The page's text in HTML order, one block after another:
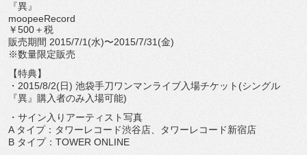
『異』
moopeeRecord
￥500＋税
販売期間 2015/7/1(水)〜2015/7/31(金)
※数量限定販売
【特典】
・2015/8/2(日) 池袋手刀ワンマンライブ入場チケット(シングル
『異』購入者のみ入場可能)
・サイン入りアーティスト写真
A タイプ：タワーレコード渋谷店、タワーレコード新宿店
B タイプ：TOWER ONLINE